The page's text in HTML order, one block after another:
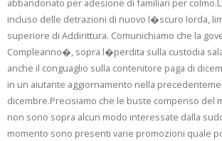
abbandonato per adesione di familiari per
incluso delle detrazioni di nuovo l�scuro lorda,
superiore di Addirittura. Comunichiamo che la
Compleanno�, sopra l�perdita sulla custodia
anche il conguaglio sulla contenitore paga di
in un aiutante aggiornamento nella
dicembre.Precisiamo che le buste compenso del
non sono sopra alcun modo interessate dalla
momento sono presenti varie promozioni quale